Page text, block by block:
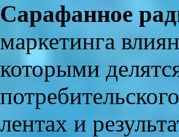
Сарафанное
маркетинга
которыми
лентах и